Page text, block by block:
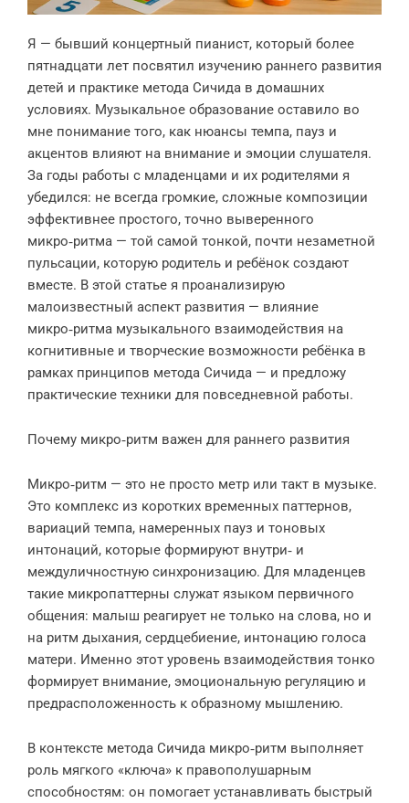
Я — бывший концертный пианист, который более
пятнадцати лет посвятил изучению раннего развития
детей и практике метода Сичида в домашних
условиях. Музыкальное образование оставило во
мне понимание того, как нюансы темпа, пауз и
акцентов влияют на внимание и эмоции слушателя.
За годы работы с младенцами и их родителями я
убедился: не всегда громкие, сложные композиции
эффективнее простого, точно выверенного
микро‑ритма — той самой тонкой, почти незаметной
пульсации, которую родитель и ребёнок создают
вместе. В этой статье я проанализирую
малоизвестный аспект развития — влияние
микро‑ритма музыкального взаимодействия на
когнитивные и творческие возможности ребёнка в
рамках принципов метода Сичида — и предложу
практические техники для повседневной работы.
Почему микро‑ритм важен для раннего развития
Микро‑ритм — это не просто метр или такт в музыке.
Это комплекс из коротких временных паттернов,
вариаций темпа, намеренных пауз и тоновых
интонаций, которые формируют внутри‑ и
междуличностную синхронизацию. Для младенцев
такие микропаттерны служат языком первичного
общения: малыш реагирует не только на слова, но и
на ритм дыхания, сердцебиение, интонацию голоса
матери. Именно этот уровень взаимодействия тонко
формирует внимание, эмоциональную регуляцию и
предрасположенность к образному мышлению.
В контексте метода Сичида микро‑ритм выполняет
роль мягкого «ключа» к правополушарным
способностям: он помогает устанавливать быстрый